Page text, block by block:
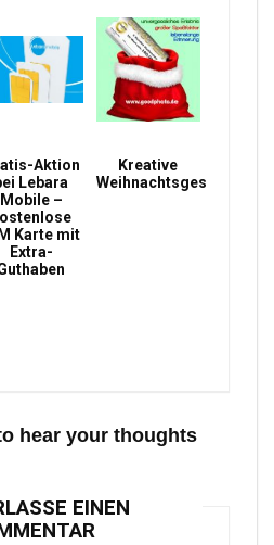
Aktion
Lebara
Mobile –
Karte mit
Extra-
Kreative
Weihnachtsgeschenke
hear your thoughts
EINEN